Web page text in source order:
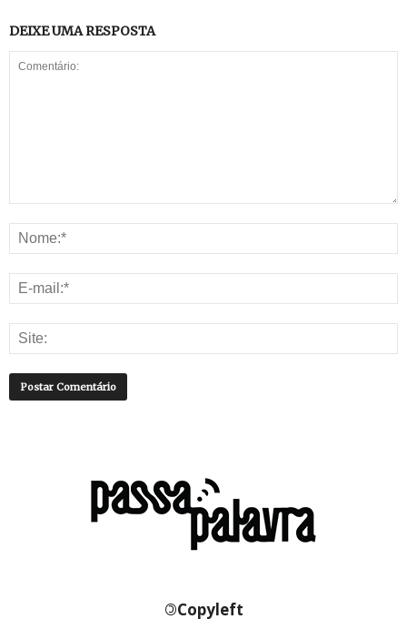
DEIXE UMA RESPOSTA
©Copyleft